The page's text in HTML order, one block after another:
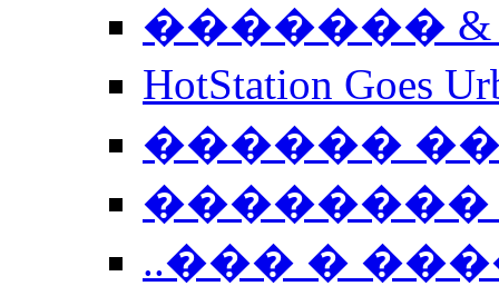
�������
HotStation
������
��������
..��� �